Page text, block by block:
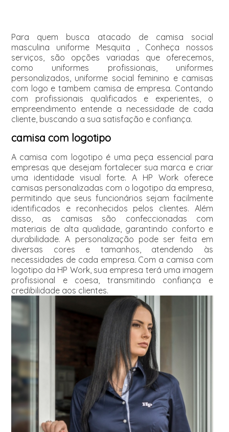
Para quem busca atacado de camisa social
masculina uniforme Mesquita , Conheça nossos
serviços, são opções variadas que oferecemos,
como uniformes profissionais, uniformes
personalizados, uniforme social feminino e camisas
com logo e tambem camisa de empresa. Contando
com profissionais qualificados e experientes, o
empreendimento entende a necessidade de cada
cliente, buscando a sua satisfação e confiança.
camisa com logotipo
A camisa com logotipo é uma peça essencial para
empresas que desejam fortalecer sua marca e criar
uma identidade visual forte. A HP Work oferece
camisas personalizadas com o logotipo da empresa,
permitindo que seus funcionários sejam facilmente
identificados e reconhecidos pelos clientes. Além
disso, as camisas são confeccionadas com
materiais de alta qualidade, garantindo conforto e
durabilidade. A personalização pode ser feita em
diversas cores e tamanhos, atendendo às
necessidades de cada empresa. Com a camisa com
logotipo da HP Work, sua empresa terá uma imagem
profissional e coesa, transmitindo confiança e
credibilidade aos clientes.